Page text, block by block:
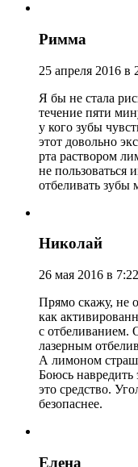
Римма
25 апреля 2016 в
Я бы не стала
течение пяти
у кого зубы
этот довольно
рта раствором
не пользоваться
отбеливать зубы
Николай
26 мая 2016 в 7:22
Прямо скажу, не
как
с отбеливанием.
лазерным
А лимоном
Боюсь навредить
это средство.
безопаснее.
Елена